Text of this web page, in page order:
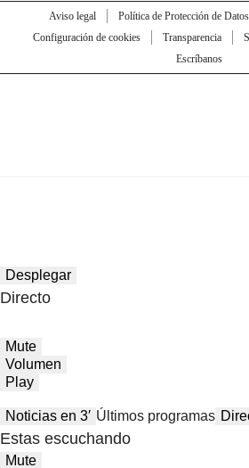
Aviso legal Política de Protección de Datos
Configuración de cookies
Transparencia
Escríbanos
Desplegar
Directo
Mute
Volumen
Play
Noticias en 3′ Últimos programas
Estas escuchando
Mute